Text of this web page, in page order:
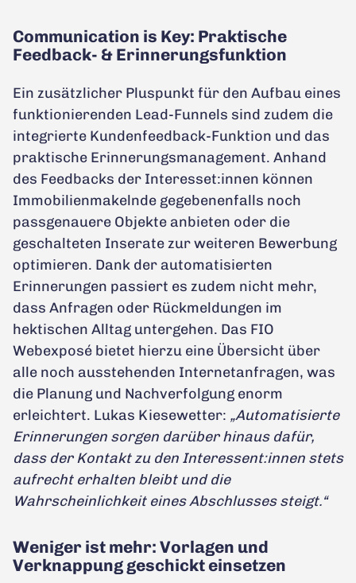
Communication is Key: Praktische
Feedback- & Erinnerungsfunktion
Ein zusätzlicher Pluspunkt für den Aufbau eines
funktionierenden Lead-Funnels sind zudem die
integrierte Kundenfeedback-Funktion und das
praktische Erinnerungsmanagement. Anhand
des Feedbacks der Interesset:innen können
Immobilienmakelnde gegebenenfalls noch
passgenauere Objekte anbieten oder die
geschalteten Inserate zur weiteren Bewerbung
optimieren. Dank der automatisierten
Erinnerungen passiert es zudem nicht mehr,
dass Anfragen oder Rückmeldungen im
hektischen Alltag untergehen. Das FIO
Webexposé bietet hierzu eine Übersicht über
alle noch ausstehenden Internetanfragen, was
die Planung und Nachverfolgung enorm
erleichtert. Lukas Kiesewetter: „Automatisierte
Erinnerungen sorgen darüber hinaus dafür,
dass der Kontakt zu den Interessent:innen stets
aufrecht erhalten bleibt und die
Wahrscheinlichkeit eines Abschlusses steigt.“
Weniger ist mehr: Vorlagen und
Verknappung geschickt einsetzen